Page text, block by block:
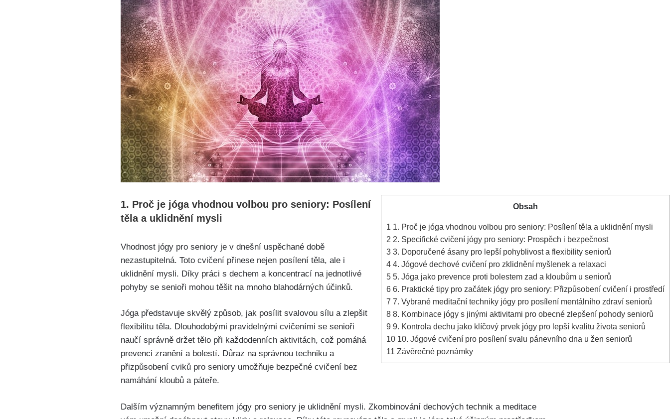
Obsah
1 1. Proč je jóga vhodnou volbou pro seniory: Posílení těla a uklidnění mysli
2 2. Specifické cvičení jógy pro seniory: Prospěch i bezpečnost
3 3. Doporučené ásany pro lepší pohyblivost a flexibility seniorů
4 4. Jógové dechové cvičení pro zklidnění myšlenek a relaxaci
5 5. Jóga jako prevence proti bolestem zad a kloubům u seniorů
6 6. Praktické tipy pro začátek jógy pro seniory: Přizpůsobení cvičení i prostředí
7 7. Vybrané meditační techniky jógy pro posílení mentálního zdraví seniorů
8 8. Kombinace jógy s jinými aktivitami pro obecné zlepšení pohody seniorů
9 9. Kontrola dechu jako klíčový prvek jógy pro lepší kvalitu života seniorů
10 10. Jógové cvičení pro posílení svalu pánevního dna u žen seniorů
11 Závěrečné poznámky
1. Proč je jóga vhodnou volbou pro seniory: Posílení
těla a uklidnění mysli
Vhodnost jógy pro seniory je v dnešní uspěchané době
nezastupitelná. Toto cvičení přinese nejen posílení těla, ale i
uklidnění mysli. Díky práci s dechem a koncentrací na jednotlivé
pohyby se senioři mohou těšit na mnoho blahodárných účinků.
Jóga představuje skvělý způsob, jak posílit svalovou sílu a zlepšit
flexibilitu těla. Dlouhodobými pravidelnými cvičeními se senioři
naučí správně držet tělo při každodenních aktivitách, což pomáhá
prevenci zranění a bolestí. Důraz na správnou techniku a
přizpůsobení cviků pro seniory umožňuje bezpečné cvičení bez
namáhání kloubů a páteře.
Dalším významným benefitem jógy pro seniory je uklidnění mysli. Zkombinování dechových technik a meditace